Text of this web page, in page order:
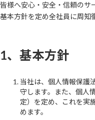
皆様へ安心・安全・信頼のサ
基本方針を定め全社員に周知
1、基本方針
当社は、個人情報保護
守します。また、個人
定）を定め、これを実
めます。